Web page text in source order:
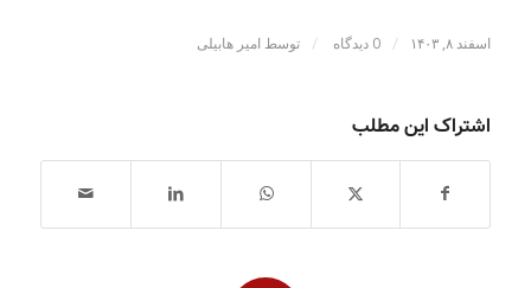
اسفند ۸, ۱۴۰۳ / 0 دیدگاه / توسط امیر هابیلی
اشتراک این مطلب